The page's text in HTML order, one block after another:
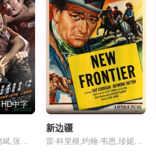
HD中字
新边疆